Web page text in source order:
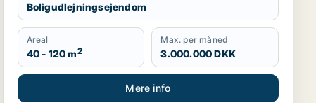
Boligudlejningsejendom
Areal
40 - 120 m2
Max. per måned
3.000.000 DKK
Mere info